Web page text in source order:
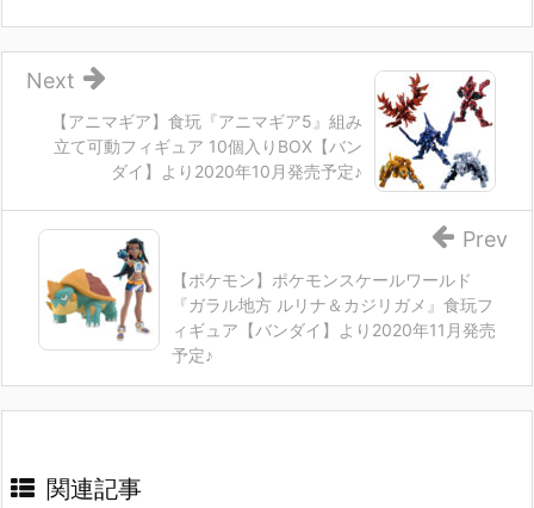
【アニマギア】食玩『アニマギア5』組み
立て可動フィギュア 10個入りBOX【バン
ダイ】より2020年10月発売予定♪
Next
【ポケモン】ポケモンスケールワールド
『ガラル地方 ルリナ＆カジリガメ』食玩フ
ィギュア【バンダイ】より2020年11月発売
予定♪
Prev
関連記事